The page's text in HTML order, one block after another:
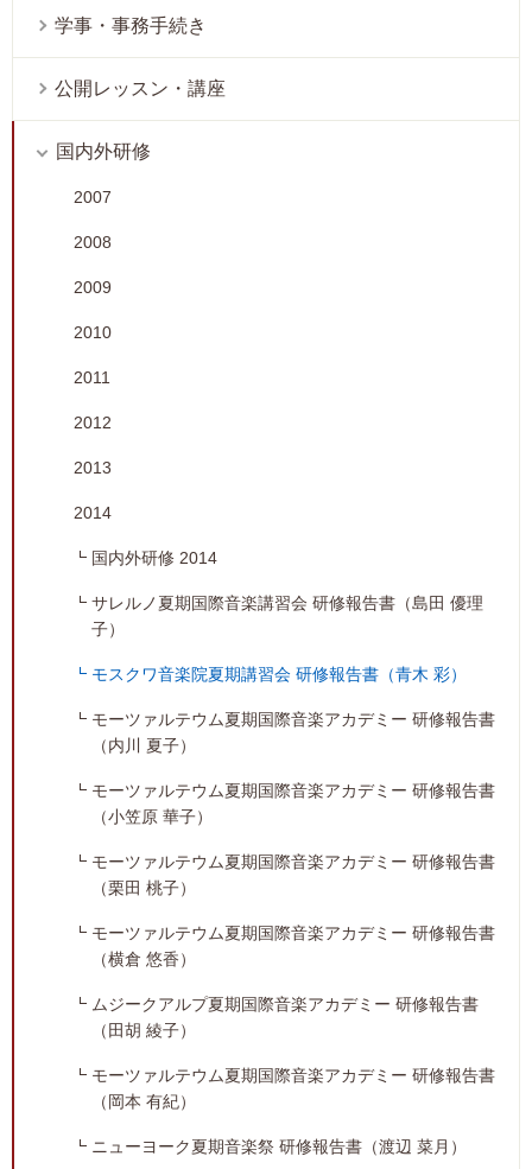
学事・事務手続き
公開レッスン・講座
国内外研修
2007
2008
2009
2010
2011
2012
2013
2014
国内外研修 2014
サレルノ夏期国際音楽講習会 研修報告書（島田 優理
子）
モスクワ音楽院夏期講習会 研修報告書（青木 彩）
モーツァルテウム夏期国際音楽アカデミー 研修報告書
（内川 夏子）
モーツァルテウム夏期国際音楽アカデミー 研修報告書
（小笠原 華子）
モーツァルテウム夏期国際音楽アカデミー 研修報告書
（栗田 桃子）
モーツァルテウム夏期国際音楽アカデミー 研修報告書
（横倉 悠香）
ムジークアルプ夏期国際音楽アカデミー 研修報告書
（田胡 綾子）
モーツァルテウム夏期国際音楽アカデミー 研修報告書
（岡本 有紀）
ニューヨーク夏期音楽祭 研修報告書（渡辺 菜月）